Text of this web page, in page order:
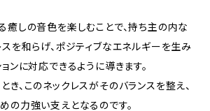
癒しの音色を楽しむことで、持ち主の内な
を和らげ、ポジティブなエネルギーを生み
ンに対応できるように導きます。
、このネックレスがそのバランスを整え、
の力強い支えとなるのです。